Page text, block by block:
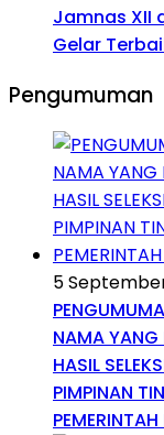
Jamnas XII
Gelar
Pengumuman
5
NAMA YANG
HASIL
PIMPINAN